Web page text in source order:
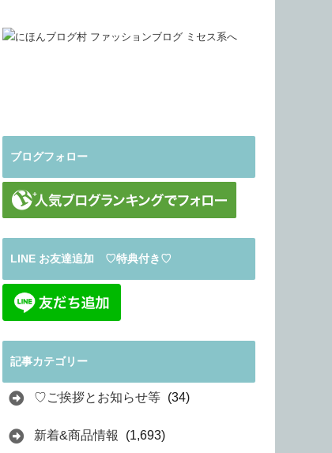
ブログフォロー
LINE お友達追加 ♡特典付き♡
記事カテゴリー
♡ご挨拶とお知らせ等 (34)
新着&商品情報 (1,693)